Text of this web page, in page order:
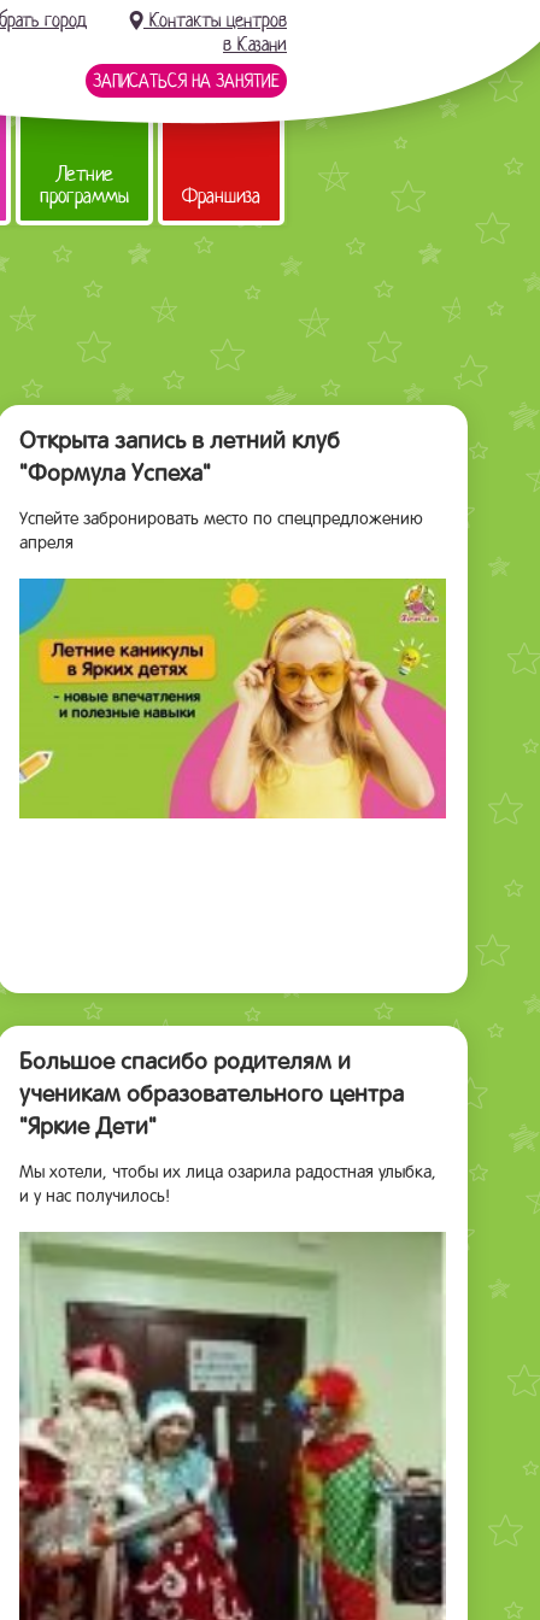
город
Контакты центров
в Казани
ЗАПИСАТЬСЯ НА ЗАНЯТИЕ
Летние
программы Франшиза
Открыта запись в летний клуб
"Формула Успеха"
Успейте забронировать место по спецпредложению
апреля
Большое спасибо родителям и
ученикам образовательного центра
"Яркие Дети"
Мы хотели, чтобы их лица озарила радостная улыбка,
и у нас получилось!